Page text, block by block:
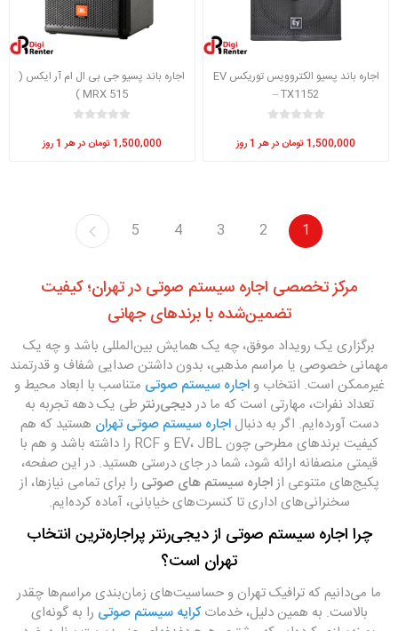
اجاره باند پسیو الکتروویس توریکس EV
– TX1152
1,500,000 تومان در هر 1 روز
اجاره باند پسیو جی بی ال ام آر ایکس (
MRX 515 )
1,500,000 تومان در هر 1 روز
1
2
3
4
5
مرکز تخصصی اجاره سیستم صوتی در تهران؛ کیفیت
تضمین‌شده با برندهای جهانی
برگزاری یک رویداد موفق، چه یک همایش بین‌المللی باشد و چه یک
مهمانی خصوصی یا مراسم مذهبی، بدون داشتن صدایی شفاف و قدرتمند
غیرممکن است. انتخاب و اجاره سیستم صوتی متناسب با ابعاد محیط و
تعداد نفرات، مهارتی است که ما دردیجی‌رنتر طی یک دهه تجربه به
دست آورده‌ایم. اگر به دنبالاجاره سیستم صوتی تهران هستید که هم
کیفیت برندهای مطرحی چون EV، JBL و RCF را داشته باشد و هم با
قیمتی منصفانه ارائه شود، شما در جای درستی هستید. در این صفحه،
پکیج‌های متنوعی ازاجاره سیستم های صوتی را برای تمامی نیازها، از
سخنرانی‌های اداری تا کنسرت‌های خیابانی، آماده کرده‌ایم.
چرا اجاره سیستم صوتی از دیجی‌رنتر پراجاره‌ترین انتخاب
تهران است؟
ما می‌دانیم که ترافیک تهران و حساسیت‌های زمان‌بندی مراسم‌ها چقدر
بالاست. به همین دلیل، خدماتکرایه سیستم صوتی را به گونه‌ای